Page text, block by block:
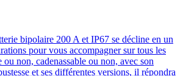
bipolaire 200 A et IP67 se décline en un
pour vous accompagner sur tous les
non, cadenassable ou non, avec son
et ses différentes versions, il répondra